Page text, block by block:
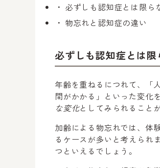
必ずしも認知症とは限ら
物忘れと認知症の違い
必ずしも認知症とは限
年齢を重ねるにつれて、「
間がかかる」といった変化
な変化としてみられること
加齢による物忘れでは、体
るケースが多いと考えられ
つといえるでしょう。